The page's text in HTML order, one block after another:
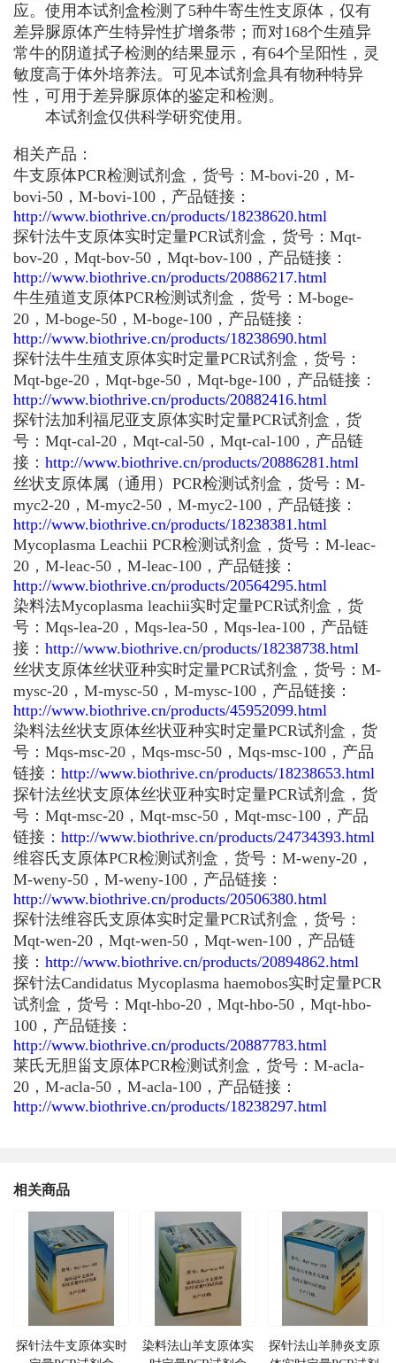
应。使用本试剂盒检测了5种牛寄生性支原体，仅有
差异脲原体产生特异性扩增条带；而对168个生殖异
常牛的阴道拭子检测的结果显示，有64个呈阳性，灵
敏度高于体外培养法。可见本试剂盒具有物种特异
性，可用于差异脲原体的鉴定和检测。
本试剂盒仅供科学研究使用。
相关产品：
牛支原体PCR检测试剂盒，货号：M-bovi-20，M-
bovi-50，M-bovi-100，产品链接：
http://www.biothrive.cn/products/18238620.html
探针法牛支原体实时定量PCR试剂盒，货号：Mqt-
bov-20，Mqt-bov-50，Mqt-bov-100，产品链接：
http://www.biothrive.cn/products/20886217.html
牛生殖道支原体PCR检测试剂盒，货号：M-boge-
20，M-boge-50，M-boge-100，产品链接：
http://www.biothrive.cn/products/18238690.html
探针法牛生殖支原体实时定量PCR试剂盒，货号：
Mqt-bge-20，Mqt-bge-50，Mqt-bge-100，产品链接：
http://www.biothrive.cn/products/20882416.html
探针法加利福尼亚支原体实时定量PCR试剂盒，货
号：Mqt-cal-20，Mqt-cal-50，Mqt-cal-100，产品链
接： http://www.biothrive.cn/products/20886281.html
丝状支原体属（通用）PCR检测试剂盒，货号：M-
myc2-20，M-myc2-50，M-myc2-100，产品链接：
http://www.biothrive.cn/products/18238381.html
Mycoplasma Leachii PCR检测试剂盒，货号：M-leac-
20，M-leac-50，M-leac-100，产品链接：
http://www.biothrive.cn/products/20564295.html
染料法Mycoplasma leachii实时定量PCR试剂盒，货
号：Mqs-lea-20，Mqs-lea-50，Mqs-lea-100，产品链
接： http://www.biothrive.cn/products/18238738.html
丝状支原体丝状亚种实时定量PCR试剂盒，货号：M-
mysc-20，M-mysc-50，M-mysc-100，产品链接：
http://www.biothrive.cn/products/45952099.html
染料法丝状支原体丝状亚种实时定量PCR试剂盒，货
号：Mqs-msc-20，Mqs-msc-50，Mqs-msc-100，产品
链接： http://www.biothrive.cn/products/18238653.html
探针法丝状支原体丝状亚种实时定量PCR试剂盒，货
号：Mqt-msc-20，Mqt-msc-50，Mqt-msc-100，产品
链接： http://www.biothrive.cn/products/24734393.html
维容氏支原体PCR检测试剂盒，货号：M-weny-20，
M-weny-50，M-weny-100，产品链接：
http://www.biothrive.cn/products/20506380.html
探针法维容氏支原体实时定量PCR试剂盒，货号：
Mqt-wen-20，Mqt-wen-50，Mqt-wen-100，产品链
接： http://www.biothrive.cn/products/20894862.html
探针法Candidatus Mycoplasma haemobos实时定量PCR
试剂盒，货号：Mqt-hbo-20，Mqt-hbo-50，Mqt-hbo-
100，产品链接：
http://www.biothrive.cn/products/20887783.html
莱氏无胆甾支原体PCR检测试剂盒，货号：M-acla-
20，M-acla-50，M-acla-100，产品链接：
http://www.biothrive.cn/products/18238297.html
相关商品
探针法牛支原体实时
染料法山羊支原体实
探针法山羊肺炎支原